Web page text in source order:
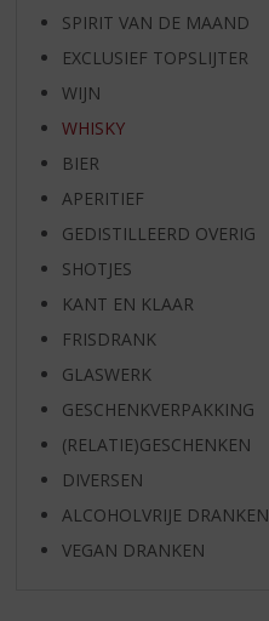
SPIRIT VAN DE MAAND
EXCLUSIEF TOPSLIJTER
WIJN
WHISKY
BIER
APERITIEF
GEDISTILLEERD OVERIG
SHOTJES
KANT EN KLAAR
FRISDRANK
GLASWERK
GESCHENKVERPAKKING
(RELATIE)GESCHENKEN
DIVERSEN
ALCOHOLVRIJE DRANKEN
VEGAN DRANKEN